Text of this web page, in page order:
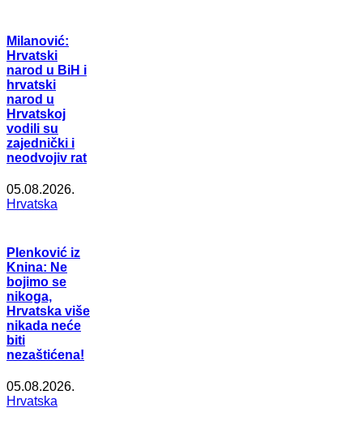
Milanović:
Hrvatski
narod u BiH i
hrvatski
narod u
Hrvatskoj
vodili su
zajednički i
neodvojiv rat
05.08.2026.
Hrvatska
Plenković iz
Knina: Ne
bojimo se
nikoga,
Hrvatska više
nikada neće
biti
nezaštićena!
05.08.2026.
Hrvatska